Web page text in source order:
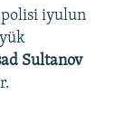
iyulun
Sultanov